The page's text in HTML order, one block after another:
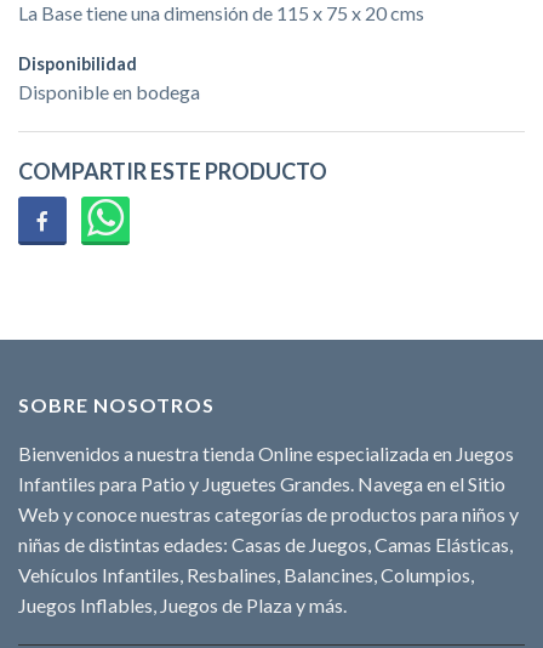
La Base tiene una dimensión de 115 x 75 x 20 cms
Disponibilidad
Disponible en bodega
COMPARTIR ESTE PRODUCTO
SOBRE NOSOTROS
Bienvenidos a nuestra tienda Online especializada en Juegos
Infantiles para Patio y Juguetes Grandes. Navega en el Sitio
Web y conoce nuestras categorías de productos para niños y
niñas de distintas edades: Casas de Juegos, Camas Elásticas,
Vehículos Infantiles, Resbalines, Balancines, Columpios,
Juegos Inflables, Juegos de Plaza y más.